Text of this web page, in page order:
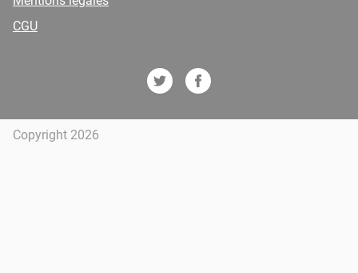
CGU
Copyright 2026